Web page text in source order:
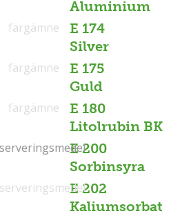
Aluminium
E 174
Silver
färgämne
E 175
Guld
färgämne
E 180
Litolrubin BK
färgämne
E 200
Sorbinsyra
E 202
Kaliumsorbat